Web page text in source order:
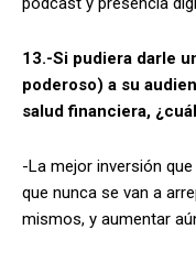
13.-Si pudiera darle
poderoso) a su
salud financiera,
-La mejor inversión
que nunca se van a
mismos, y aumentar